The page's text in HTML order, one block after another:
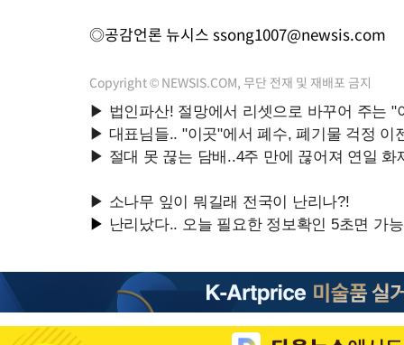
◎공감언론 뉴시스 ssong1007@newsis.com
Copyright © NEWSIS.COM, 무단 전재 및 재배포 금지